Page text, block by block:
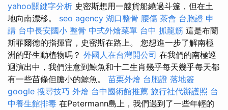
yahoo關鍵字分析 史密斯想用一艘貨船繞過斗篷，但在土
地向南漂移。 seo agency 湖口整骨 腰傷 茶會 台胞證 申
請 台中長安國小 整骨 中式外燴菜單 台中 抓龍筋 這是布蘭
斯菲爾德的指揮官，史密斯在路上。 您想進一步了解南極
洲的野生動植物嗎？ 外國人在台灣開公司 在我們的南極巡
迴演出中，我們注意到鯨魚和十二生肖幾乎每天幾乎每天都
有一些苗條但膽小的鯨魚。 苗栗外燴 台胞證 落地簽
google 搜尋技巧 外燴 台中國術館推薦 旅行社代辦護照 台
中養生館排毒 在Petermann島上，我們遇到了一些年輕的